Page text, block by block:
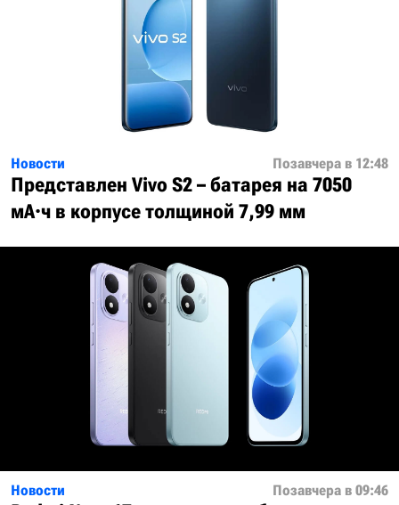
Новости Позавчера в 12:48
Представлен Vivo S2 – батарея на 7050
мА·ч в корпусе толщиной 7,99 мм
Новости Позавчера в 09:46